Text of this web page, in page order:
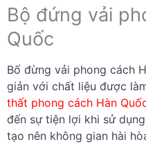
Bộ đứng vải
Quốc
Bố đừng vải phong cách
giản với chất liệu được
thất phong cách Hàn
đến sự tiện lợi khi sử
tạo nên không gian hài